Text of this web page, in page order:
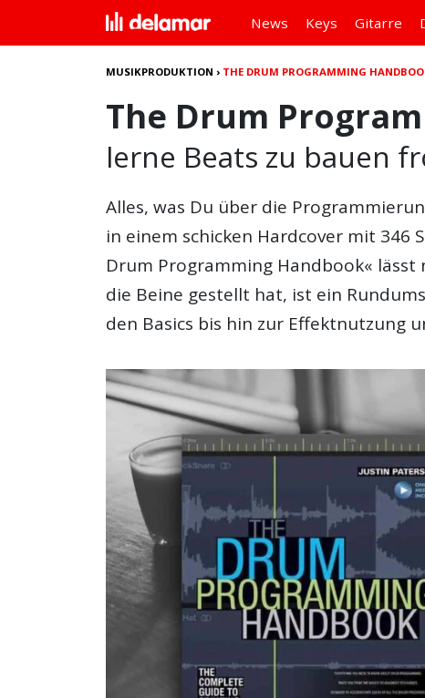
News Keys Gitarre
MUSIKPRODUKTION › THE DRUM PROGRAMMING
The Drum
lerne Beats zu bauen
Alles, was Du über die
in einem schicken Hardcover mit 346
Drum Programming Handbook«
die Beine gestellt hat, ist ein
den Basics bis hin zur Effektnutzung